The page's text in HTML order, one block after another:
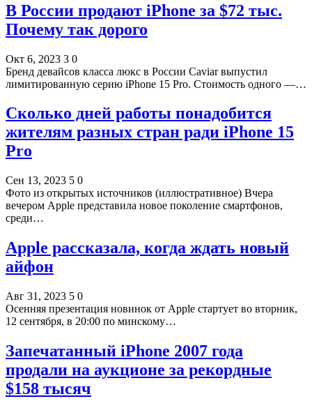
В России продают iPhone за $72 тыс.
Почему так дорого
Окт 6, 2023 3 0
Бренд девайсов класса люкс в России Caviar выпустил
лимитированную серию iPhone 15 Pro. Стоимость одного —…
Сколько дней работы понадобится
жителям разных стран ради iPhone 15
Pro
Сен 13, 2023 5 0
Фото из открытых источников (иллюстративное) Вчера
вечером Apple представила новое поколение смартфонов,
среди…
Apple рассказала, когда ждать новый
айфон
Авг 31, 2023 5 0
Осенняя презентация новинок от Apple стартует во вторник,
12 сентября, в 20:00 по минскому…
Запечатанный iPhone 2007 года
продали на аукционе за рекордные
$158 тысяч